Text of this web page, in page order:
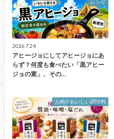
レシピ
2026.7.24
アヒージョにしてアヒージョにあ
らず？何度も食べたい「黒アヒー
ジョの素」、その…
お肉がおいしい調味料